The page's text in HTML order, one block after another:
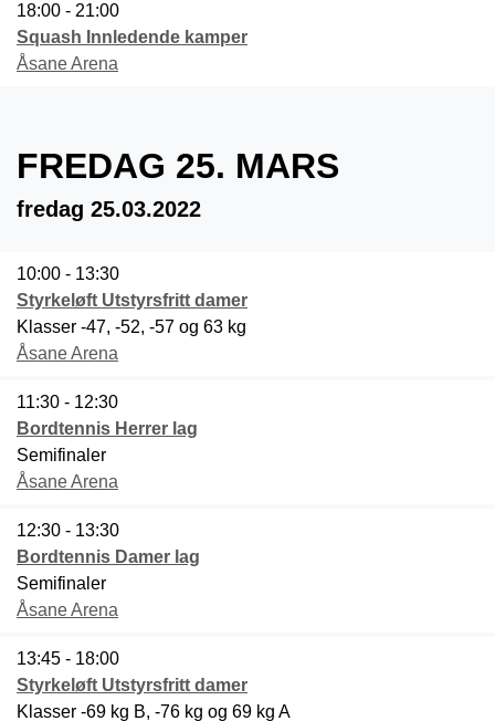
18:00 - 21:00
Squash Innledende kamper
Åsane Arena
FREDAG 25. MARS
fredag 25.03.2022
10:00 - 13:30
Styrkeløft Utstyrsfritt damer
Klasser -47, -52, -57 og 63 kg
Åsane Arena
11:30 - 12:30
Bordtennis Herrer lag
Semifinaler
Åsane Arena
12:30 - 13:30
Bordtennis Damer lag
Semifinaler
Åsane Arena
13:45 - 18:00
Styrkeløft Utstyrsfritt damer
Klasser -69 kg B, -76 kg og 69 kg A